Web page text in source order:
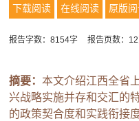
下载阅读 在线阅读 原版
报告字数：8154字 报告页数：
摘要：本文介绍江西全省
兴战略实施并存和交汇的
的政策契合度和实践衔接